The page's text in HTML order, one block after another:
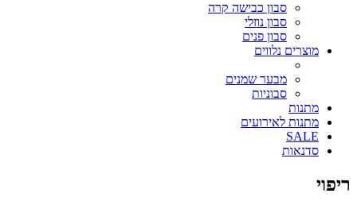
סבון כבישה קרה
סבון נוזלי
סבון פנים
מוצרים נלווים
מבער שמנים
סבוניות
מתנות
מתנות לאירועים
SALE
סדנאות
ריפוי